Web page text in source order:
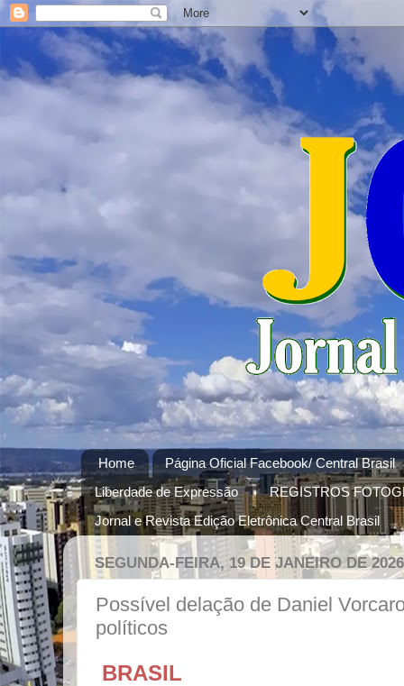
Home
Página Oficial Facebook/ Central Brasil
Liberdade de Expressão
REGISTROS
Jornal e Revista Edição Eletrônica Central Brasil
SEGUNDA-FEIRA, 19 DE JANEIRO DE 2026
Possível delação de Daniel
políticos
BRASIL